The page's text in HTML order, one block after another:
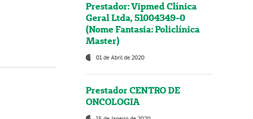
Prestador: Vipmed Clínica
Geral Ltda, 51004349-0
(Nome Fantasia: Policlínica
Master)
01 de Abril de 2020
Prestador CENTRO DE
ONCOLOGIA